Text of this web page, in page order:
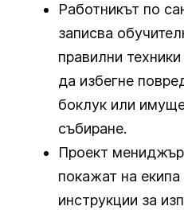
Работникът по
записва
правилни
да избегне
боклук или
събиране.
Проект
покажат на
инструкции за